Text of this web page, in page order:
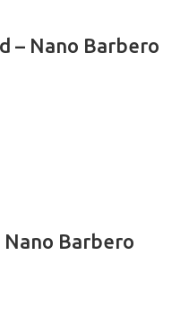
– Nano Barbero
Nano Barbero